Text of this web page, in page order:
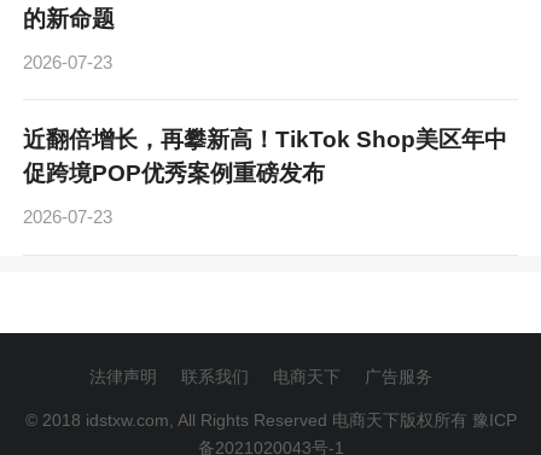
的新命题
2026-07-23
近翻倍增长，再攀新高！TikTok Shop美区年中
促跨境POP优秀案例重磅发布
2026-07-23
法律声明 联系我们 电商天下 广告服务
© 2018 idstxw.com, All Rights Reserved 电商天下版权所有 豫ICP
备2021020043号-1